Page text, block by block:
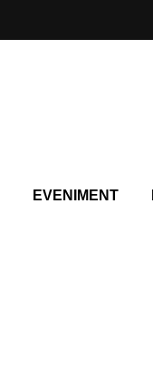
EVENIMENT